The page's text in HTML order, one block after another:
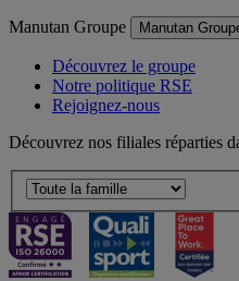
Manutan Groupe Manutan
Découvrez le groupe
Notre politique RSE
Rejoignez-nous
Découvrez nos filiales réparties